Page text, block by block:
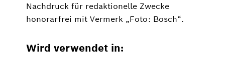
Nachdruck für redaktionelle Zwecke
honorarfrei mit Vermerk „Foto: Bosch“.
Wird verwendet in: